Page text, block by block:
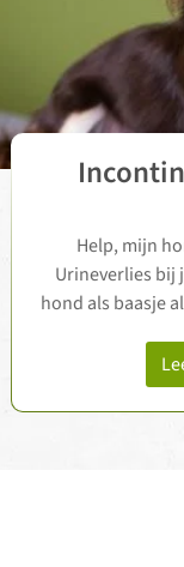
Help, mijn
Urineverlies bij
hond als baasje